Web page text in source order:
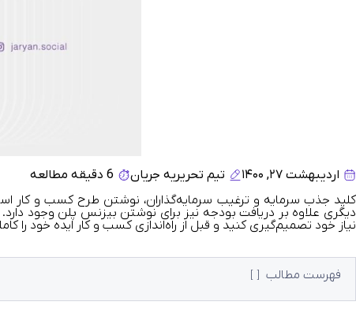
اردیبهشت ۲۷, ۱۴۰۰ تیم تحریریه جریان
6 دقیقه مطالعه
کلید جذب سرمایه و ترغیب سرمایه‌گذاران، نوشتن طرح کسب ‌و
‌دیگری علاوه‌ بر دریافت بودجه نیز برای نوشتن بیزنس پلن وجود
نیاز خود تصمیم‌گیری کنید و قبل از راه‌اندازی کسب ‌و ‌کار ایده خود را
فهرست مطالب